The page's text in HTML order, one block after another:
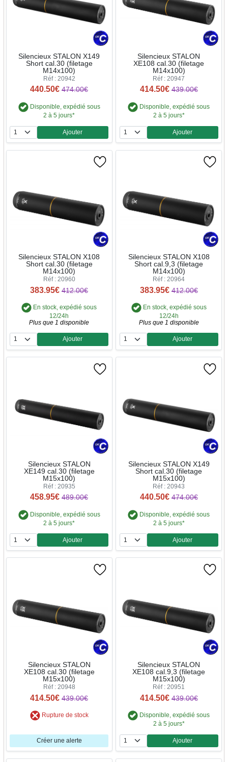
Silencieux STALON X149
Short cal.30 (filetage
M14x100)
Réf : 20942
440.50€ 474.00€
Disponible, expédié sous
2 à 5 jours*
Quantité
Ajouter
Silencieux STALON
XE108 cal.30 (filetage
M14x100)
Réf : 20947
414.50€ 439.00€
Disponible, expédié sous
2 à 5 jours*
Quantité
Ajouter
Silencieux STALON X108
Short cal.30 (filetage
M14x100)
Réf : 20960
383.95€ 412.00€
En stock, expédié sous
12/24h
Plus que 1 disponible
Quantité
Ajouter
Silencieux STALON X108
Short cal.9,3 (filetage
M14x100)
Réf : 20964
383.95€ 412.00€
En stock, expédié sous
12/24h
Plus que 1 disponible
Quantité
Ajouter
Silencieux STALON
XE149 cal.30 (filetage
M15x100)
Réf : 20935
458.95€ 489.00€
Disponible, expédié sous
2 à 5 jours*
Quantité
Ajouter
Silencieux STALON X149
Short cal.30 (filetage
M15x100)
Réf : 20943
440.50€ 474.00€
Disponible, expédié sous
2 à 5 jours*
Quantité
Ajouter
Silencieux STALON
XE108 cal.30 (filetage
M15x100)
Réf : 20948
414.50€ 439.00€
Rupture de stock
Créer une alerte
Silencieux STALON
XE108 cal.9,3 (filetage
M15x100)
Réf : 20951
414.50€ 439.00€
Disponible, expédié sous
2 à 5 jours*
Quantité
Ajouter